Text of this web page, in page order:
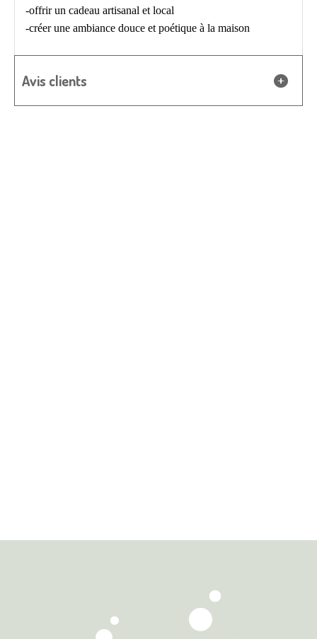
-offrir un cadeau artisanal et local
-créer une ambiance douce et poétique à la maison
Avis clients